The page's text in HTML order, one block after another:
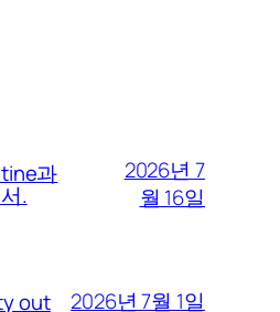
과
.
2026년 7
월 16일
out 2026년 7월 1일